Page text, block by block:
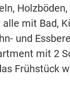
mit Bad,
und
mit 2
Frühstück